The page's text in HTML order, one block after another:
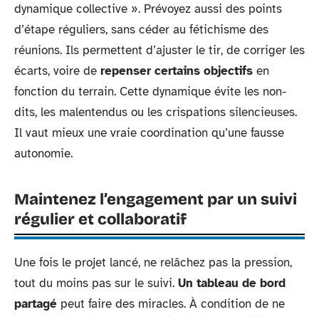
dynamique collective ». Prévoyez aussi des points
d’étape réguliers, sans céder au fétichisme des
réunions. Ils permettent d’ajuster le tir, de corriger les
écarts, voire de repenser certains objectifs en
fonction du terrain. Cette dynamique évite les non-
dits, les malentendus ou les crispations silencieuses.
Il vaut mieux une vraie coordination qu’une fausse
autonomie.
Maintenez l’engagement par un suivi
régulier et collaboratif
Une fois le projet lancé, ne relâchez pas la pression,
tout du moins pas sur le suivi. Un tableau de bord
partagé peut faire des miracles. À condition de ne